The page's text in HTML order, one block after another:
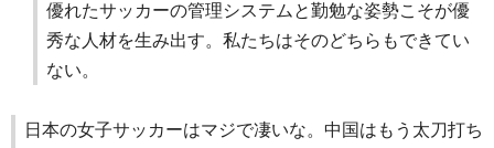
優れたサッカーの管理システムと勤勉な姿勢こそが優
秀な人材を生み出す。私たちはそのどちらもできてい
ない。
日本の女子サッカーはマジで凄いな。中国はもう太刀打ち